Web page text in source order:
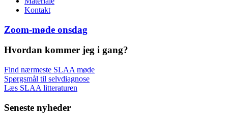
Kontakt
Zoom-møde onsdag
Hvordan kommer jeg i gang?
Find nærmeste SLAA møde
Spørgsmål til selvdiagnose
Læs SLAA litteraturen
Seneste nyheder